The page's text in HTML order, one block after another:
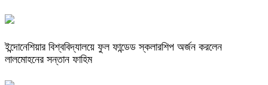
ইন্দোনেশিয়ার বিশ্ববিদ্যালয়ে ফুল ফান্ডেড স্কলারশিপ অর্জন করলেন
লালমোহনের সন্তান ফাহিম